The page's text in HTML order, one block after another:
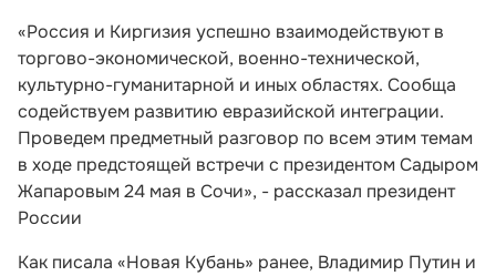
«Россия и Киргизия успешно взаимодействуют в
торгово-экономической, военно-технической,
культурно-гуманитарной и иных областях. Сообща
содействуем развитию евразийской интеграции.
Проведем предметный разговор по всем этим темам
в ходе предстоящей встречи с президентом Садыром
Жапаровым 24 мая в Сочи», - рассказал президент
России
Как писала «Новая Кубань» ранее, Владимир Путин и